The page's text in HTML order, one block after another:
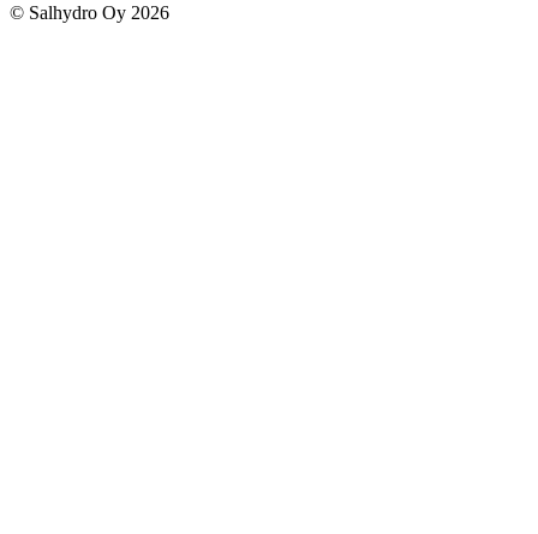
© Salhydro Oy 2026